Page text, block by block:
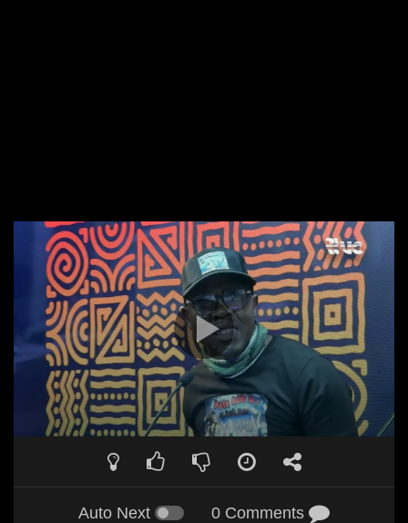
Auto Next 0 Comments